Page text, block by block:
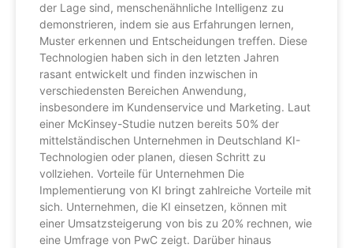
der Lage sind, menschenähnliche Intelligenz zu
demonstrieren, indem sie aus Erfahrungen lernen,
Muster erkennen und Entscheidungen treffen. Diese
Technologien haben sich in den letzten Jahren
rasant entwickelt und finden inzwischen in
verschiedensten Bereichen Anwendung,
insbesondere im Kundenservice und Marketing. Laut
einer McKinsey-Studie nutzen bereits 50% der
mittelständischen Unternehmen in Deutschland KI-
Technologien oder planen, diesen Schritt zu
vollziehen. Vorteile für Unternehmen Die
Implementierung von KI bringt zahlreiche Vorteile mit
sich. Unternehmen, die KI einsetzen, können mit
einer Umsatzsteigerung von bis zu 20% rechnen, wie
eine Umfrage von PwC zeigt. Darüber hinaus